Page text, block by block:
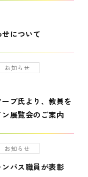
について
お知らせ
プ氏より、教員を
展覧会のご案内
お知らせ
パス職員が表彰